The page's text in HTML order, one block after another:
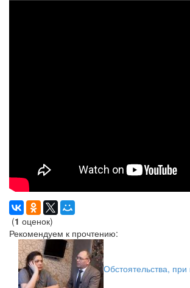
(1 оценок)
Рекомендуем к прочтению:
Обстоятельства,